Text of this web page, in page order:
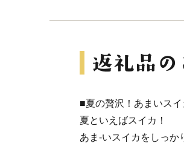
■夏の贅沢！あまいスイ
夏といえばスイカ！
あま-いスイカをしっか